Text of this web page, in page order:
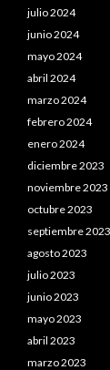
julio 2024
junio 2024
mayo 2024
abril 2024
marzo 2024
febrero 2024
enero 2024
diciembre 2023
noviembre 2023
octubre 2023
septiembre 2023
agosto 2023
julio 2023
junio 2023
mayo 2023
abril 2023
marzo 2023